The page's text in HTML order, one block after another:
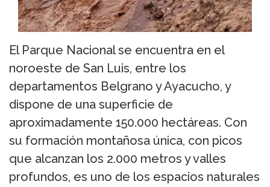
El Parque Nacional se encuentra en el
noroeste de San Luis, entre los
departamentos Belgrano y Ayacucho, y
dispone de una superficie de
aproximadamente 150.000 hectáreas. Con
su formación montañosa única, con picos
que alcanzan los 2.000 metros y valles
profundos, es uno de los espacios naturales